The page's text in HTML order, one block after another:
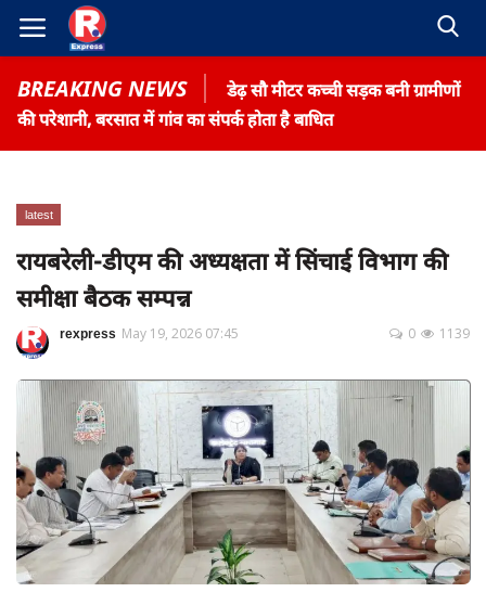
BREAKING NEWS
डेढ़ सौ मीटर कच्ची सड़क बनी ग्रामीणों
की परेशानी, बरसात में गांव का संपर्क होता है बाधित
Home
Contact
Terms & Conditions
रोजगार समाचार
About US
Privacy Policy
App verify
समस्या
latest
रायबरेली-डीएम की अध्यक्षता में सिंचाई विभाग की
समीक्षा बैठक सम्पन्न
rexpress May 19, 2026 07:45 1139
0